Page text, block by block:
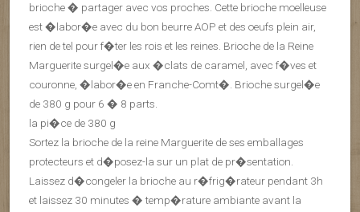
brioche � partager avec vos proches. Cette brioche moelleuse
est �labor�e avec du bon beurre AOP et des oeufs plein air,
rien de tel pour f�ter les rois et les reines. Brioche de la Reine
Marguerite surgel�e aux �clats de caramel, avec f�ves et
couronne, �labor�e en Franche-Comt�. Brioche surgel�e
de 380 g pour 6 � 8 parts.
la pi�ce de 380 g
Sortez la brioche de la reine Marguerite de ses emballages
protecteurs et d�posez-la sur un plat de pr�sentation.
Laissez d�congeler la brioche au r�frig�rateur pendant 3h
et laissez 30 minutes � temp�rature ambiante avant la